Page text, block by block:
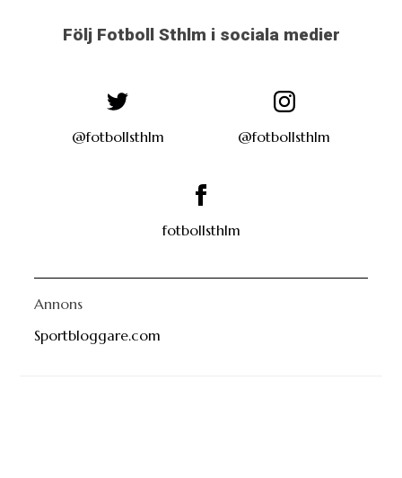
Följ Fotboll Sthlm i sociala medier
@fotbollsthlm @fotbollsthlm
fotbollsthlm
Annons
Sportbloggare.com